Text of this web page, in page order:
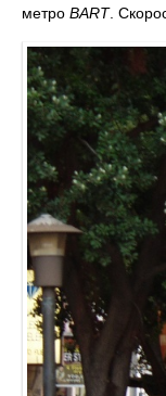
метро BART.